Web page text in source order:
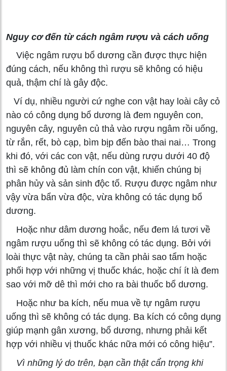
Nguy cơ đến từ cách ngâm rượu và cách uống
Việc ngâm rượu bổ dương cần được thực hiện
đúng cách, nếu không thì rượu sẽ không có hiệu
quả, thậm chí là gây độc.
Ví dụ, nhiều người cứ nghe con vật hay loài cây cỏ
nào có công dụng bổ dương là đem nguyên con,
nguyên cây, nguyên củ thả vào rượu ngâm rồi uống,
từ rắn, rết, bò cạp, bìm bịp đến bào thai nai… Trong
khi đó, với các con vật, nếu dùng rượu dưới 40 độ
thì sẽ không đủ làm chín con vật, khiến chúng bị
phân hủy và sản sinh độc tố. Rượu được ngâm như
vậy vừa bẩn vừa độc, vừa không có tác dụng bổ
dương.
Hoặc như dâm dương hoắc, nếu đem lá tươi về
ngâm rượu uống thì sẽ không có tác dụng. Bởi với
loài thực vật này, chúng ta cần phải sao tẩm hoặc
phối hợp với những vị thuốc khác, hoặc chí ít là đem
sao với mỡ dê thì mới cho ra bài thuốc bổ dương.
Hoặc như ba kích, nếu mua về tự ngâm rượu
uống thì sẽ không có tác dụng. Ba kích có công dụng
giúp mạnh gân xương, bổ dương, nhưng phải kết
hợp với nhiều vị thuốc khác nữa mới có công hiệu”.
Vì những lý do trên, bạn cần thật cẩn trọng khi